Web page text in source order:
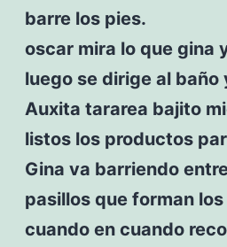
barre los pies.
oscar mira lo que gina
luego se dirige al baño
Auxita tararea bajito
listos los productos
Gina va barriendo
pasillos que forman
cuando en cuando